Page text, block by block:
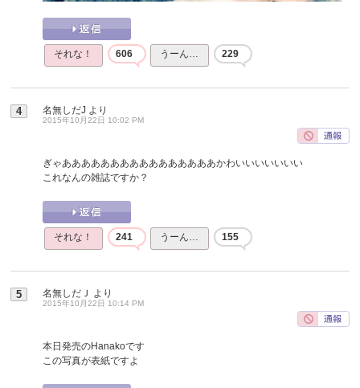
それな！ 606 うーん… 229
4 名無しだJ より
2015年10月22日 10:02 PM
ぎゃああああああああああああああああかわいいいいいいい
これなんの雑誌ですか？
それな！ 241 うーん… 155
5 名無しだＪ より
2015年10月22日 10:14 PM
本日発売のHanakoです
この写真が表紙ですよ